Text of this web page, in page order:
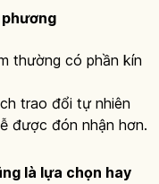
thường có phần kín
trao đổi tự nhiên
được đón nhận hơn.
là lựa chọn hay